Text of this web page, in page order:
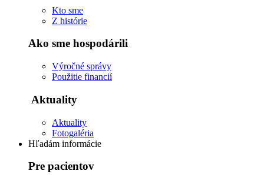
Kto sme
Z histórie
Ako sme hospodárili
Výročné správy
Použitie financií
Aktuality
Aktuality
Fotogaléria
Hľadám informácie
Pre pacientov